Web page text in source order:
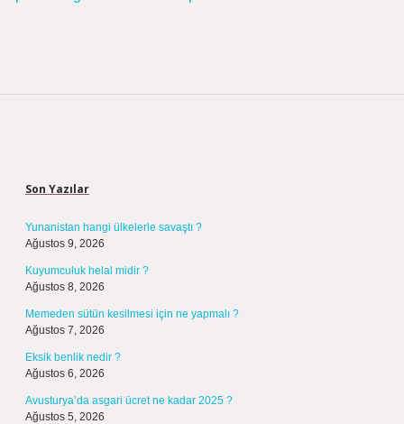
Son Yazılar
Yunanistan hangi ülkelerle savaştı ?
Ağustos 9, 2026
Kuyumculuk helal midir ?
Ağustos 8, 2026
Memeden sütün kesilmesi için ne yapmalı ?
Ağustos 7, 2026
Eksik benlik nedir ?
Ağustos 6, 2026
Avusturya’da asgari ücret ne kadar 2025 ?
Ağustos 5, 2026